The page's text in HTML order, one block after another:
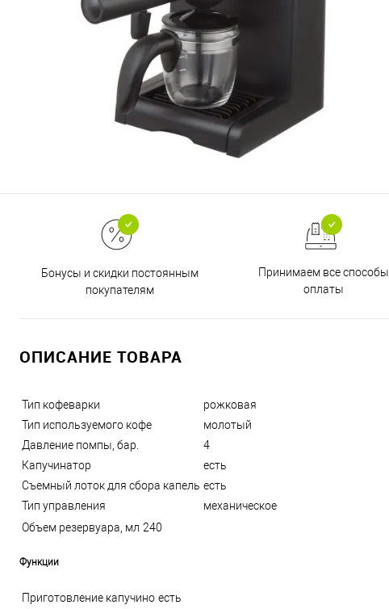
Бонусы и скидки постоянным
покупателям
Принимаем все способы
оплаты
ОПИСАНИЕ ТОВАРА
Тип кофеварки
рожковая
Тип используемого кофе
молотый
Давление помпы, бар.
4
Капучинатор
есть
Съемный лоток для сбора капель есть
Тип управления
механическое
Объем резервуара, мл 240
Функции
Приготовление капучино есть